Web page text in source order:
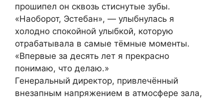
прошипел он сквозь стиснутые зубы.
«Наоборот, Эстебан», — улыбнулась я
холодно спокойной улыбкой, которую
отрабатывала в самые тёмные моменты.
«Впервые за десять лет я прекрасно
понимаю, что делаю.»
Генеральный директор, привлечённый
внезапным напряжением в атмосфере зала,